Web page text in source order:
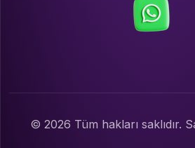
© 2026 Tüm hakları saklıdır.